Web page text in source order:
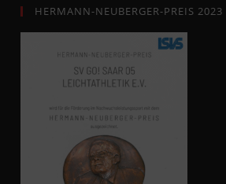
HERMANN-NEUBERGER-PREIS 2023